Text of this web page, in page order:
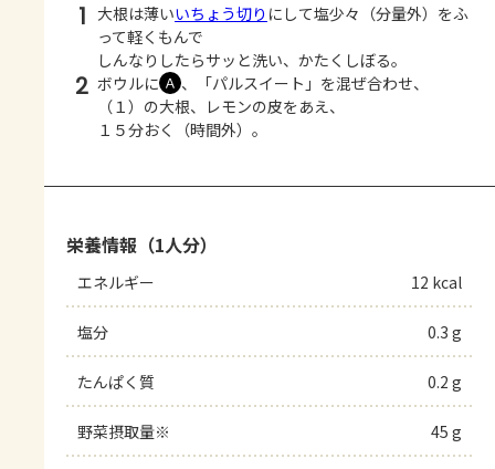
1 大根は薄いいちょう切り にして塩少々（分量外）をふ
って軽くもんで
しんなりしたらサッと洗い、かたくしぼる。
2 ボウルに Ａ 、「パルスイート」を混ぜ合わせ、
（１）の大根、レモンの皮をあえ、
１５分おく（時間外）。
栄養情報（1人分）
エネルギー 12 kcal
塩分 0.3 g
たんぱく質 0.2 g
野菜摂取量※ 45 g